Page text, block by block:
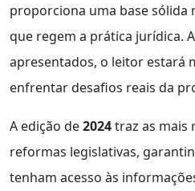
proporciona uma base sólida
que regem a prática jurídica.
apresentados, o leitor estará
enfrentar desafios reais da
A edição de2024traz as mais
reformas legislativas,
tenham acesso às